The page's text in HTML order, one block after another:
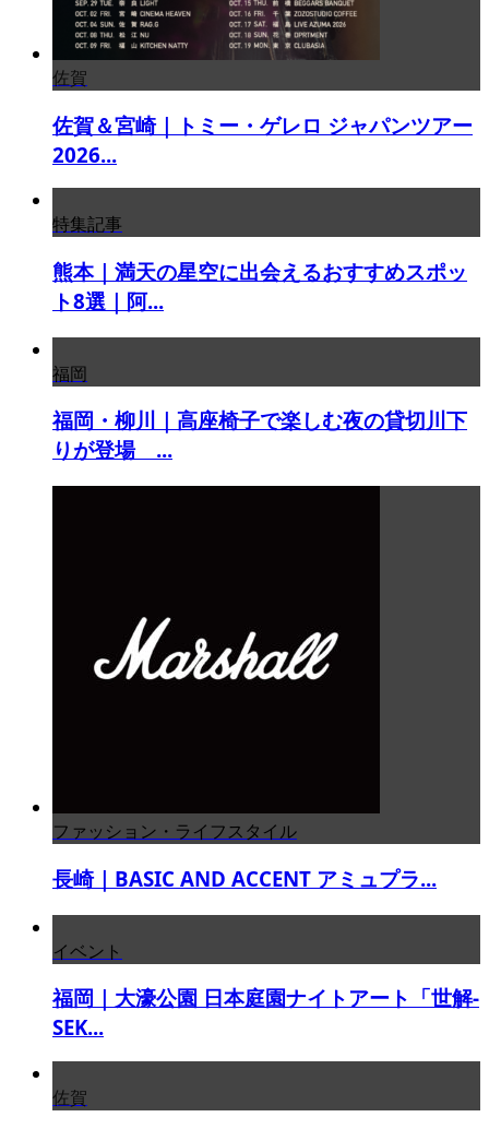
佐賀
佐賀＆宮崎｜トミー・ゲレロ ジャパンツアー
2026...
特集記事
熊本｜満天の星空に出会えるおすすめスポッ
ト8選｜阿...
福岡
福岡・柳川｜高座椅子で楽しむ夜の貸切川下
りが登場 ...
ファッション・ライフスタイル
長崎｜BASIC AND ACCENT アミュプラ...
イベント
福岡｜大濠公園 日本庭園ナイトアート「世解-
SEK...
佐賀